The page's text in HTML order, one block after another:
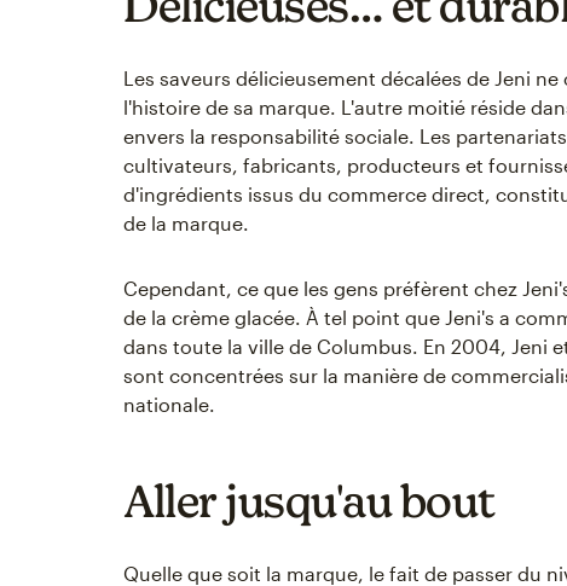
Les saveurs délicieusement décalées de Jeni
l'histoire de sa marque. L'autre moitié réside
envers la responsabilité sociale. Les
cultivateurs, fabricants, producteurs et
d'ingrédients issus du commerce direct,
de la marque.
Cependant, ce que les gens préfèrent chez
de la crème glacée. À tel point que Jeni's a
dans toute la ville de Columbus. En 2004, Jeni
sont concentrées sur la manière de
nationale.
Aller jusqu'au bout
Quelle que soit la marque, le fait de passer du